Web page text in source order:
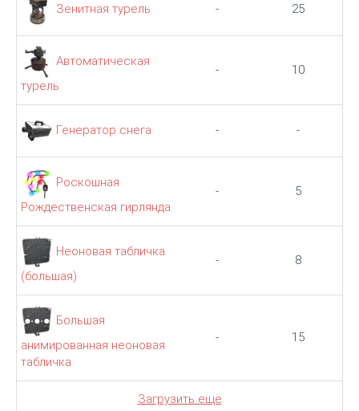
Зенитная турель - 25
Автоматическая
турель
- 10
Генератор снега - -
Роскошная
Рождественская гирлянда
- 5
Неоновая табличка
(большая)
- 8
Большая
анимированная неоновая
табличка
- 15
Загрузить ещё